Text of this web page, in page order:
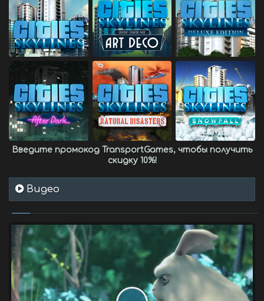
Введите промокод TransportGames, чтобы получить
скидку 10%!
Видео